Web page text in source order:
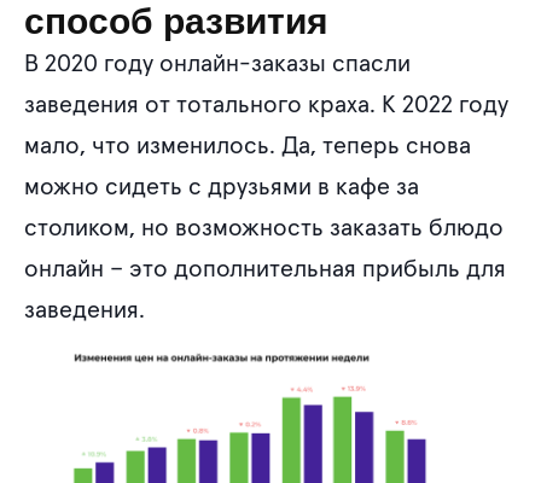
способ развития
В 2020 году онлайн-заказы спасли
заведения от тотального краха. К 2022 году
мало, что изменилось. Да, теперь снова
можно сидеть с друзьями в кафе за
столиком, но возможность заказать блюдо
онлайн – это дополнительная прибыль для
заведения.